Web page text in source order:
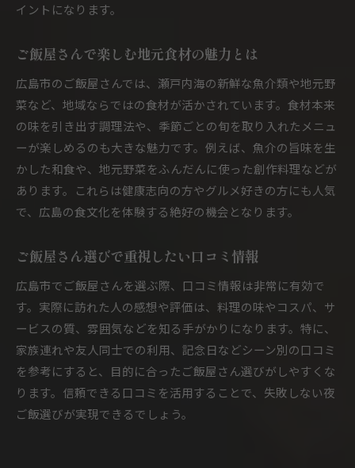
グループ利用に向くご飯屋さんのポイント
イントになります。
ご飯屋さんで楽しむ地元食材の魅力とは
広島市のご飯屋さんでは、瀬戸内海の新鮮な魚介類や地元野
菜など、地域ならではの食材が活かされています。食材本来
の味を引き出す調理法や、季節ごとの旬を取り入れたメニュ
ーが楽しめるのも大きな魅力です。例えば、魚介の旨味を生
かした和食や、地元野菜をふんだんに使った創作料理などが
あります。これらは健康志向の方やグルメ好きの方にも人気
で、広島の食文化を体験する絶好の機会となります。
ご飯屋さん選びで重視したい口コミ情報
広島市でご飯屋さんを選ぶ際、口コミ情報は非常に有効で
す。実際に訪れた人の感想や評価は、料理の味やコスパ、サ
ービスの質、雰囲気などを知る手がかりになります。特に、
家族連れや友人同士での利用、記念日などシーン別の口コミ
を参考にすると、目的に合ったご飯屋さん選びがしやすくな
ります。信頼できる口コミを活用することで、失敗しない夜
ご飯選びが実現できるでしょう。